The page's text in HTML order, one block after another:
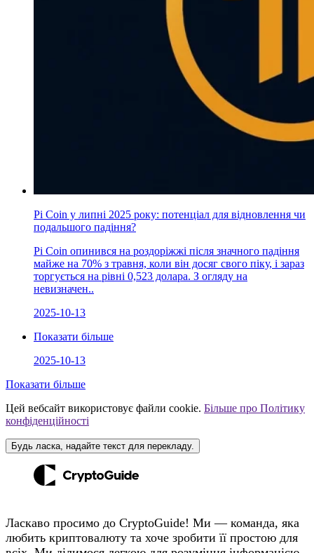
Pi Coin у липні 2025 року: потенціал для відновлення чи
подальшого падіння?
Pi Coin опинився на роздоріжжі після значного падіння
майже на 70% з травня, коли він досяг свого піку, і зараз
торгується на рівні 0,523 долара. З огляду на
невизначен..
2025-10-13
Показати більше
2025-10-13
Показати більше
Цей вебсайт використовує файли cookie. Більше про Політику
конфіденційності
Будь ласка, надайте текст для перекладу.
Ласкаво просимо до CryptoGuide! Ми — команда, яка
любить криптовалюту та хоче зробити її простою для